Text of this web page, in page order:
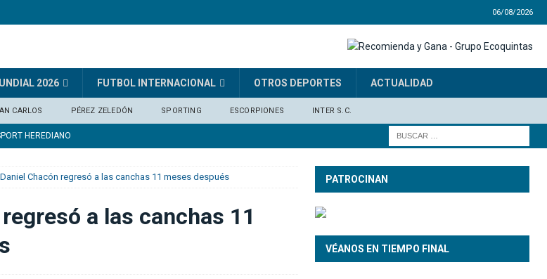
06/08/2026
2026 FUTBOL INTERNACIONAL OTROS DEPORTES ACTUALIDAD
CARLOS PÉREZ ZELEDÓN SPORTING ESCORPIONES INTER S.C.
HEREDIANO
DEPORTIVO SAPRISSA
Guimarães (medios) FÚTBOL INTERNACIONAL
DEPORTIVO SAPRISSA
Daniel Chacón regresó a las canchas 11 meses después
a las canchas 11
PATROCINAN
VÉANOS EN TIEMPO FINAL